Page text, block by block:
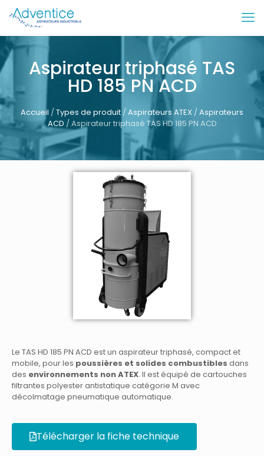
Aspirateur triphasé TAS
HD 185 PN ACD
Accueil /Types de produit /Aspirateurs ATEX /Aspirateurs
ACD / Aspirateur triphasé TAS HD 185 PN ACD
Le TAS HD 185 PN ACD est un aspirateur triphasé, compact et
mobile, pour les poussières et solides combustibles dans
des environnements non ATEX. Il est équipé de cartouches
filtrantes polyester antistatique catégorie M avec
décolmatage pneumatique automatique.
Télécharger la fiche technique